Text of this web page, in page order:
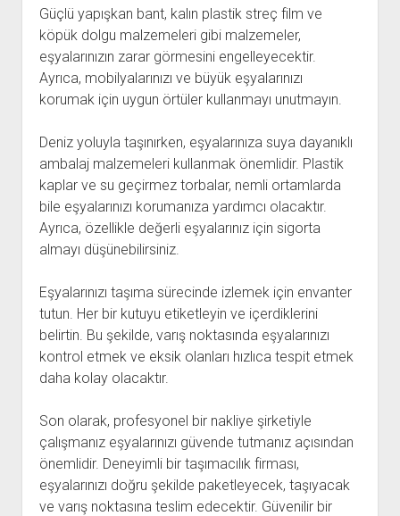
Güçlü yapışkan bant, kalın plastik streç film ve
köpük dolgu malzemeleri gibi malzemeler,
eşyalarınızın zarar görmesini engelleyecektir.
Ayrıca, mobilyalarınızı ve büyük eşyalarınızı
korumak için uygun örtüler kullanmayı unutmayın.
Deniz yoluyla taşınırken, eşyalarınıza suya dayanıklı
ambalaj malzemeleri kullanmak önemlidir. Plastik
kaplar ve su geçirmez torbalar, nemli ortamlarda
bile eşyalarınızı korumanıza yardımcı olacaktır.
Ayrıca, özellikle değerli eşyalarınız için sigorta
almayı düşünebilirsiniz.
Eşyalarınızı taşıma sürecinde izlemek için envanter
tutun. Her bir kutuyu etiketleyin ve içerdiklerini
belirtin. Bu şekilde, varış noktasında eşyalarınızı
kontrol etmek ve eksik olanları hızlıca tespit etmek
daha kolay olacaktır.
Son olarak, profesyonel bir nakliye şirketiyle
çalışmanız eşyalarınızı güvende tutmanız açısından
önemlidir. Deneyimli bir taşımacılık firması,
eşyalarınızı doğru şekilde paketleyecek, taşıyacak
ve varış noktasına teslim edecektir. Güvenilir bir